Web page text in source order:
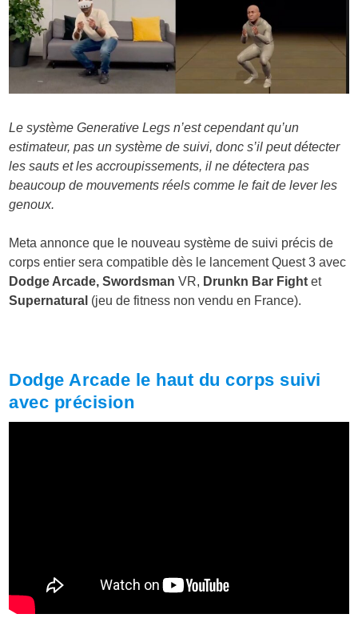
Le système Generative Legs n’est cependant qu’un
estimateur, pas un système de suivi, donc s’il peut détecter
les sauts et les accroupissements, il ne détectera pas
beaucoup de mouvements réels comme le fait de lever les
genoux.
Meta annonce que le nouveau système de suivi précis de
corps entier sera compatible dès le lancement Quest 3 avec
Dodge Arcade,Swordsman VR, Drunkn Bar Fightet
Supernatural (jeu de fitness non vendu en France).
Dodge Arcade le haut du corps suivi
avec précision